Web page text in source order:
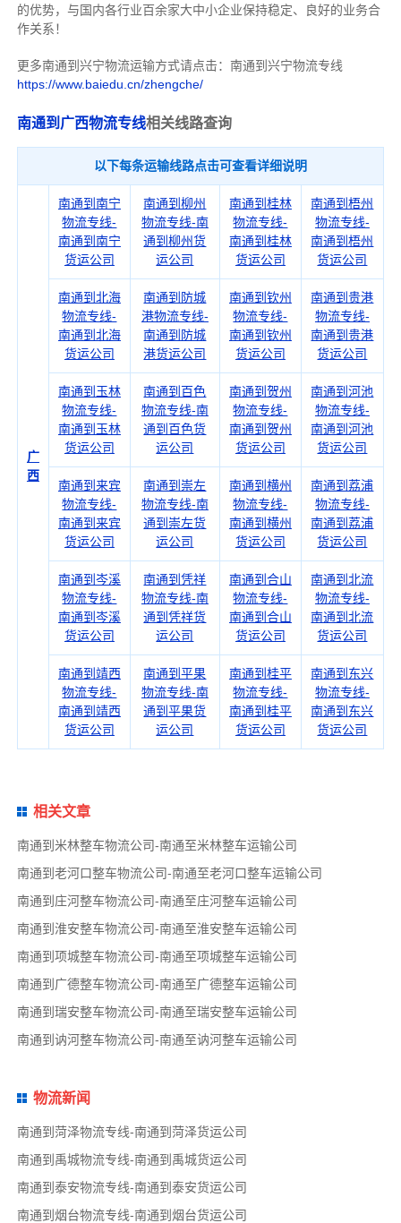
的优势，与国内各行业百余家大中小企业保持稳定、良好的业务合
作关系！
更多南通到兴宁物流运输方式请点击：南通到兴宁物流专线
https://www.baiedu.cn/zhengche/
南通到广西物流专线相关线路查询
以下每条运输线路点击可查看详细说明
广
西
南通到南宁
物流专线-
南通到南宁
货运公司
南通到柳州
物流专线-南
通到柳州货
运公司
南通到桂林
物流专线-
南通到桂林
货运公司
南通到梧州
物流专线-
南通到梧州
货运公司
南通到北海
物流专线-
南通到北海
货运公司
南通到防城
港物流专线-
南通到防城
港货运公司
南通到钦州
物流专线-
南通到钦州
货运公司
南通到贵港
物流专线-
南通到贵港
货运公司
南通到玉林
物流专线-
南通到玉林
货运公司
南通到百色
物流专线-南
通到百色货
运公司
南通到贺州
物流专线-
南通到贺州
货运公司
南通到河池
物流专线-
南通到河池
货运公司
南通到来宾
物流专线-
南通到来宾
货运公司
南通到崇左
物流专线-南
通到崇左货
运公司
南通到横州
物流专线-
南通到横州
货运公司
南通到荔浦
物流专线-
南通到荔浦
货运公司
南通到岑溪
物流专线-
南通到岑溪
货运公司
南通到凭祥
物流专线-南
通到凭祥货
运公司
南通到合山
物流专线-
南通到合山
货运公司
南通到北流
物流专线-
南通到北流
货运公司
南通到靖西
物流专线-
南通到靖西
货运公司
南通到平果
物流专线-南
通到平果货
运公司
南通到桂平
物流专线-
南通到桂平
货运公司
南通到东兴
物流专线-
南通到东兴
货运公司
相关文章
南通到米林整车物流公司-南通至米林整车运输公司
南通到老河口整车物流公司-南通至老河口整车运输公司
南通到庄河整车物流公司-南通至庄河整车运输公司
南通到淮安整车物流公司-南通至淮安整车运输公司
南通到项城整车物流公司-南通至项城整车运输公司
南通到广德整车物流公司-南通至广德整车运输公司
南通到瑞安整车物流公司-南通至瑞安整车运输公司
南通到讷河整车物流公司-南通至讷河整车运输公司
物流新闻
南通到菏泽物流专线-南通到菏泽货运公司
南通到禹城物流专线-南通到禹城货运公司
南通到泰安物流专线-南通到泰安货运公司
南通到烟台物流专线-南通到烟台货运公司